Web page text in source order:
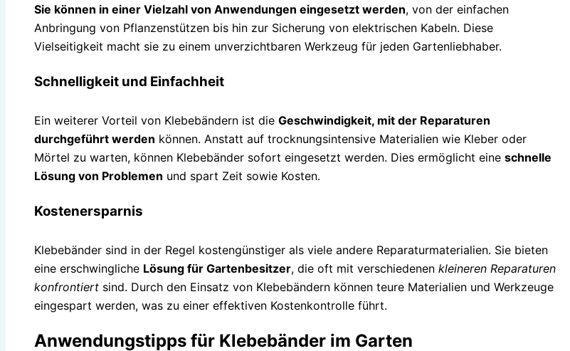
Sie können in einer Vielzahl von Anwendungen eingesetzt werden, von der einfachen
Anbringung von Pflanzenstützen bis hin zur Sicherung von elektrischen Kabeln. Diese
Vielseitigkeit macht sie zu einem unverzichtbaren Werkzeug für jeden Gartenliebhaber.
Schnelligkeit und Einfachheit
Ein weiterer Vorteil von Klebebändern ist die Geschwindigkeit, mit der Reparaturen
durchgeführt werden können. Anstatt auf trocknungsintensive Materialien wie Kleber oder
Mörtel zu warten, können Klebebänder sofort eingesetzt werden. Dies ermöglicht eine schnelle
Lösung von Problemen und spart Zeit sowie Kosten.
Kostenersparnis
Klebebänder sind in der Regel kostengünstiger als viele andere Reparaturmaterialien. Sie bieten
eine erschwingliche Lösung für Gartenbesitzer, die oft mit verschiedenen kleineren Reparaturen
konfrontiert sind. Durch den Einsatz von Klebebändern können teure Materialien und Werkzeuge
eingespart werden, was zu einer effektiven Kostenkontrolle führt.
Anwendungstipps für Klebebänder im Garten